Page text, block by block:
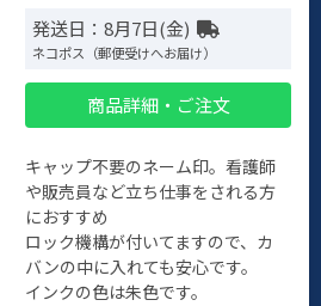
発送日：8月7日(金)
ネコポス（郵便受けへお届け）
商品詳細・ご注文
キャップ不要のネーム印。看護師
や販売員など立ち仕事をされる方
におすすめ
ロック機構が付いてますので、カ
バンの中に入れても安心です。
インクの色は朱色です。